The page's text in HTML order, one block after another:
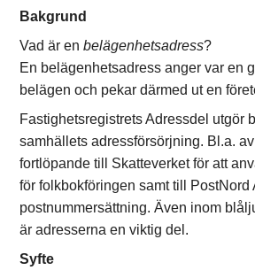
Bakgrund
Vad är enbelägenhetsadress?
En belägenhetsadress anger var en
belägen och pekar därmed ut en
Fastighetsregistrets Adressdel utgör
samhällets adressförsörjning. Bl.a.
fortlöpande till Skatteverket för att
för folkbokföringen samt till PostNord
postnummersättning. Även inom
är adresserna en viktig del.
Syfte